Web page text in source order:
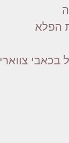
הפלא
בכאבי צווארי